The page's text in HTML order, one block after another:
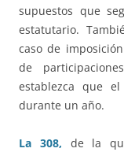
supuestos que
estatutario.
caso de
de
establezca que
durante un año.
La 308,
de la